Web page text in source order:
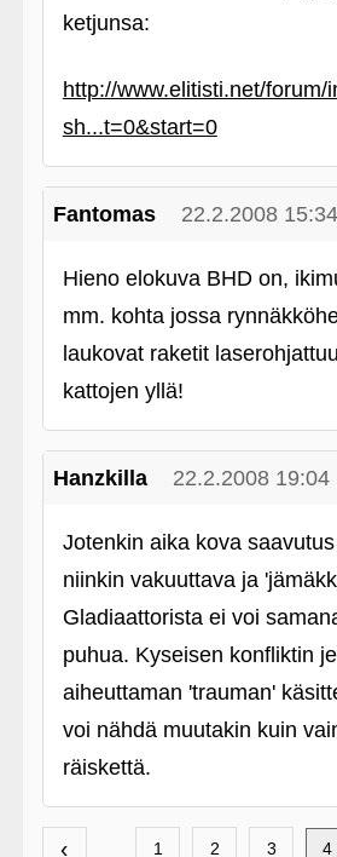
ketjunsa:
http://www.elitisti.net/forum/
sh...t=0&start=0
Fantomas 22.2.2008 15:34
Hieno elokuva BHD on,
mm. kohta jossa
laukovat raketit
kattojen yllä!
Hanzkilla 22.2.2008 19:04
Jotenkin aika kova
niinkin vakuuttava ja
Gladiaattorista ei voi
puhua. Kyseisen konfliktin
aiheuttaman 'trauman'
voi nähdä muutakin kuin
räiskettä.
‹ 1 2 3 4